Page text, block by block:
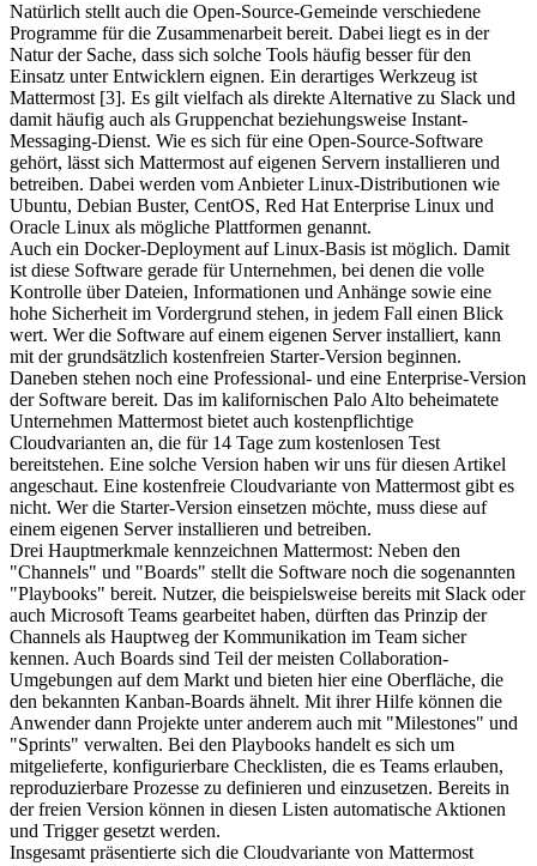
Natürlich stellt auch die Open-Source-Gemeinde verschiedene
Programme für die Zusammenarbeit bereit. Dabei liegt es in der
Natur der Sache, dass sich solche Tools häufig besser für den
Einsatz unter Entwicklern eignen. Ein derartiges Werkzeug ist
Mattermost [3]. Es gilt vielfach als direkte Alternative zu Slack und
damit häufig auch als Gruppenchat beziehungsweise Instant-
Messaging-Dienst. Wie es sich für eine Open-Source-Software
gehört, lässt sich Mattermost auf eigenen Servern installieren und
betreiben. Dabei werden vom Anbieter Linux-Distributionen wie
Ubuntu, Debian Buster, CentOS, Red Hat Enterprise Linux und
Oracle Linux als mögliche Plattformen genannt.
Auch ein Docker-Deployment auf Linux-Basis ist möglich. Damit
ist diese Software gerade für Unternehmen, bei denen die volle
Kontrolle über Dateien, Informationen und Anhänge sowie eine
hohe Sicherheit im Vordergrund stehen, in jedem Fall einen Blick
wert. Wer die Software auf einem eigenen Server installiert, kann
mit der grundsätzlich kostenfreien Starter-Version beginnen.
Daneben stehen noch eine Professional- und eine Enterprise-Version
der Software bereit. Das im kalifornischen Palo Alto beheimatete
Unternehmen Mattermost bietet auch kostenpflichtige
Cloudvarianten an, die für 14 Tage zum kostenlosen Test
bereitstehen. Eine solche Version haben wir uns für diesen Artikel
angeschaut. Eine kostenfreie Cloudvariante von Mattermost gibt es
nicht. Wer die Starter-Version einsetzen möchte, muss diese auf
einem eigenen Server installieren und betreiben.
Drei Hauptmerkmale kennzeichnen Mattermost: Neben den
"Channels" und "Boards" stellt die Software noch die sogenannten
"Playbooks" bereit. Nutzer, die beispielsweise bereits mit Slack oder
auch Microsoft Teams gearbeitet haben, dürften das Prinzip der
Channels als Hauptweg der Kommunikation im Team sicher
kennen. Auch Boards sind Teil der meisten Collaboration-
Umgebungen auf dem Markt und bieten hier eine Oberfläche, die
den bekannten Kanban-Boards ähnelt. Mit ihrer Hilfe können die
Anwender dann Projekte unter anderem auch mit "Milestones" und
"Sprints" verwalten. Bei den Playbooks handelt es sich um
mitgelieferte, konfigurierbare Checklisten, die es Teams erlauben,
reproduzierbare Prozesse zu definieren und einzusetzen. Bereits in
der freien Version können in diesen Listen automatische Aktionen
und Trigger gesetzt werden.
Insgesamt präsentierte sich die Cloudvariante von Mattermost